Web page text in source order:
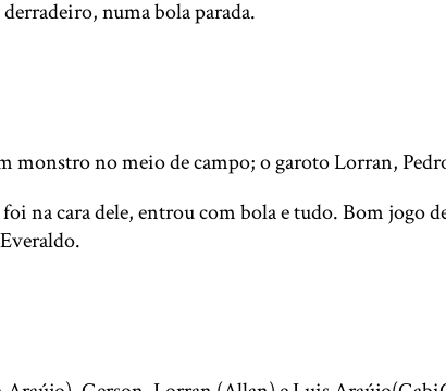
numa bola parada.
monstro no meio de campo; o garoto Lorran,
na cara dele, entrou com bola e tudo. Bom jogo